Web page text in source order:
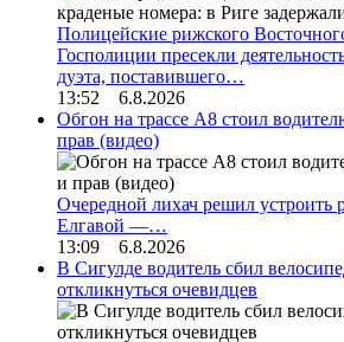
Полицейские рижского
Госполиции пресекли
дуэта, поставившего…
13:52 6.8.2026
Обгон на трассе А8 стоил
прав (видео)
Очередной лихач решил устроить
Елгавой —…
13:09 6.8.2026
В Сигулде водитель сбил
откликнуться очевидцев